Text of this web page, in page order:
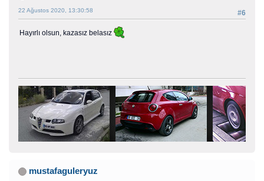
#6
22 Ağustos 2020, 13:30:58
Hayırlı olsun, kazasız belasız
mustafaguleryuz